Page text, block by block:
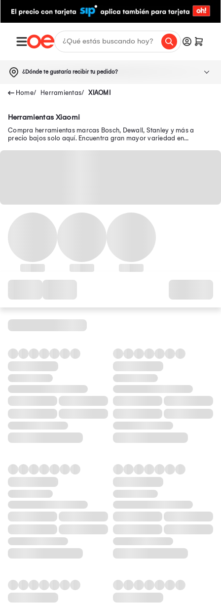
¿Dónde te gustaría recibir tu pedido?
Herramientas XIAOMI
Herramientas Xiaomi
Compra herramientas marcas Bosch, Dewall, Stanley y más a
precio bajos solo aquí. Encuentra gran mayor variedad en